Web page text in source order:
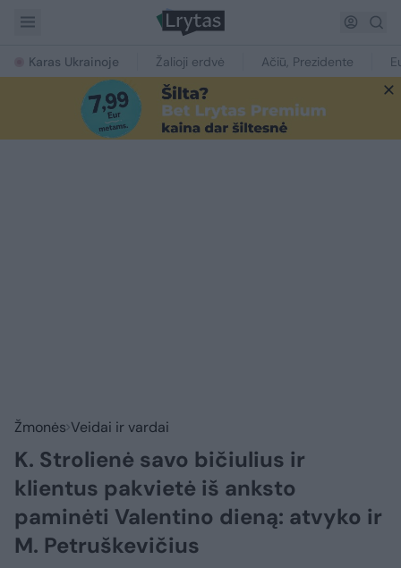
Karas Ukrainoje Žalioji erdvė Ačiū, Prezidente
Žmonės Veidai ir vardai
K. Strolienė savo bičiulius ir
klientus pakvietė iš anksto
paminėti Valentino dieną: atvyko ir
M. Petruškevičius